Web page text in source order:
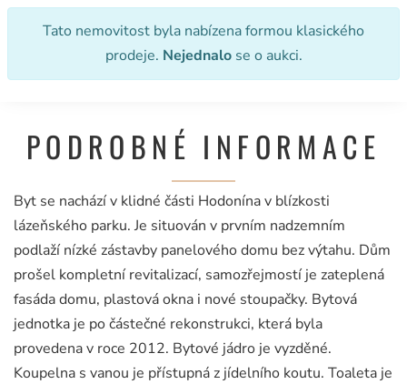
Tato nemovitost byla nabízena formou klasického
prodeje. Nejednalose o aukci.
PODROBNÉ INFORMACE
Byt se nachází v klidné části Hodonína v blízkosti
lázeňského parku. Je situován v prvním nadzemním
podlaží nízké zástavby panelového domu bez výtahu. Dům
prošel kompletní revitalizací, samozřejmostí je zateplená
fasáda domu, plastová okna i nové stoupačky. Bytová
jednotka je po částečné rekonstrukci, která byla
provedena v roce 2012. Bytové jádro je vyzděné.
Koupelna s vanou je přístupná z jídelního koutu. Toaleta je